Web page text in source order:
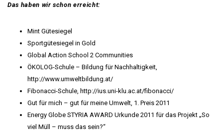
Das haben wir schon erreicht:
Mint Gütesiegel
Sportgütesiegel in Gold
Global Action School 2 Communities
ÖKOLOG-Schule – Bildung für Nachhaltigkeit,
http://www.umweltbildung.at/
Fibonacci-Schule, http://ius.uni-klu.ac.at/fibonacci/
Gut für mich – gut für meine Umwelt, 1. Preis 2011
Energy Globe STYRIA AWARD Urkunde 2011 für das Projekt „So
viel Müll – muss das sein?“